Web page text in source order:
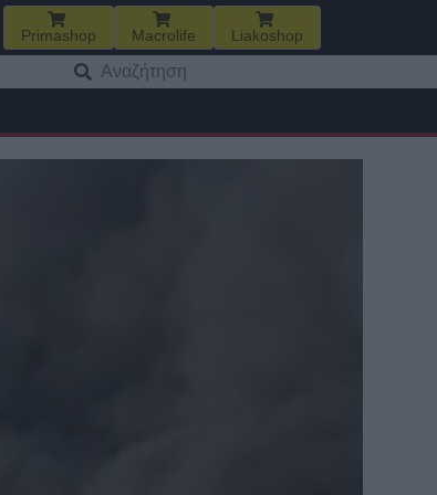
Primashop Macrolife Liakoshop
για: